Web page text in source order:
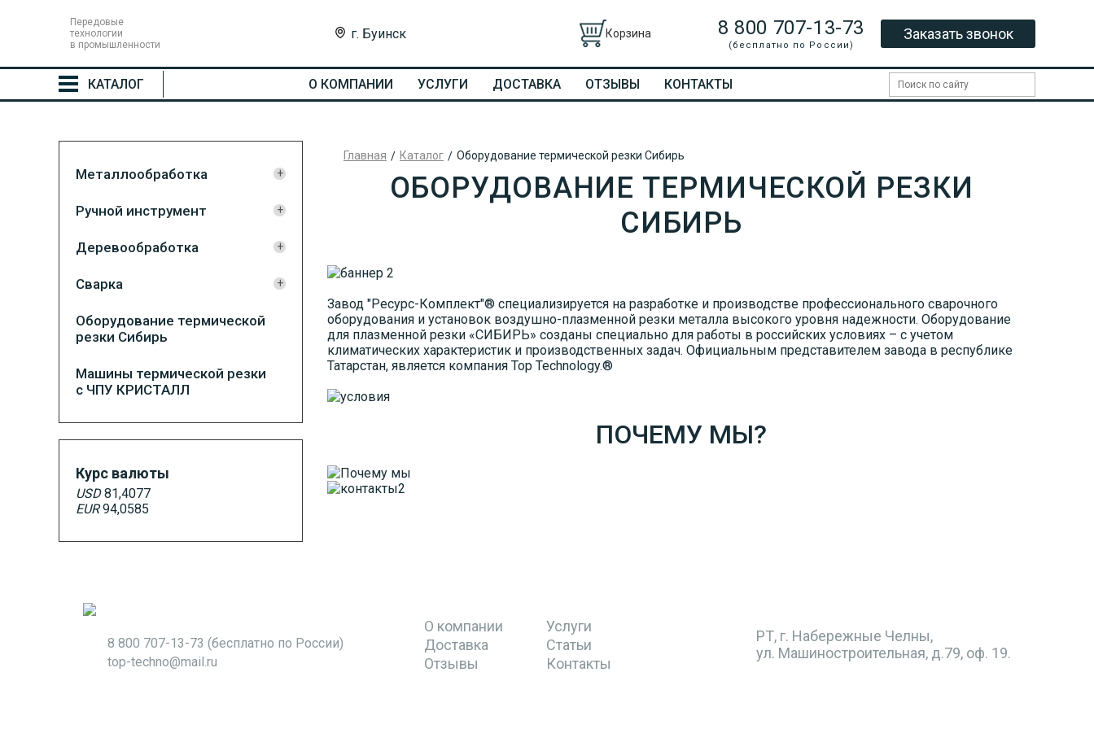
Передовые
технологии
в промышленности
г. Буинск Корзина 8 800 707-13-73
(бесплатно по России)
Заказать звонок
КАТАЛОГ О КОМПАНИИ УСЛУГИ ДОСТАВКА ОТЗЫВЫ КОНТАКТЫ
Металлообработка
Ручной инструмент
Деревообработка
Сварка
Оборудование термической
резки Сибирь
Машины термической резки
с ЧПУ КРИСТАЛЛ
Курс валюты
USD81,4077
EUR94,0585
Главная Каталог Оборудование термической резки Сибирь
ОБОРУДОВАНИЕ ТЕРМИЧЕСКОЙ РЕЗКИ
СИБИРЬ
Завод "Ресурс-Комплект"® специализируется на разработке и производстве профессионального сварочного
оборудования и установок воздушно-плазменной резки металла высокого уровня надежности. Оборудование
для плазменной резки «СИБИРЬ» созданы специально для работы в российских условиях – с учетом
климатических характеристик и производственных задач. Официальным представителем завода в республике
Татарстан, является компания Top Technology.®
ПОЧЕМУ МЫ?
8 800 707-13-73 (бесплатно по России)
top-techno@mail.ru
О компании
Услуги
Доставка
Статьи
Отзывы
Контакты
РТ, г. Набережные Челны,
ул. Машиностроительная, д.79, оф. 19.